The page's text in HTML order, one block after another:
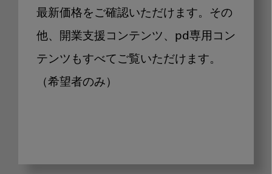
最新価格をご確認いただけます。その
他、開業支援コンテンツ、pd専用コン
テンツもすべてご覧いただけます。
（希望者のみ）